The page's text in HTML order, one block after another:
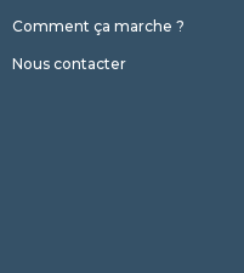
Comment ça marche ?
Nous contacter